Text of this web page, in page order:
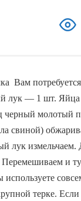
Вам
лук — 1 шт.
черный молотый
свиной)
лук
Перемешиваем и
терке.